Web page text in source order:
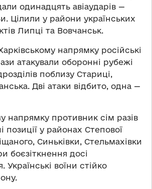
одинадцять авіаударів —
Цілили у райони українських
Липці та Вовчанськ.
напрямку російські
атакували оборонні рубежі
поблизу Стариці,
Дві атаки відбито, одна —
напрямку противник сім разів
позиції у районах Степової
Синьківки, Стельмахівки
боєзіткнення досі
воїни стійко